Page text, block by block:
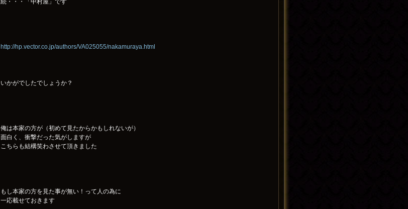
続・・・「中村屋」です
http://hp.vector.co.jp/authors/VA025055/nakamuraya.html
いかがでしたでしょうか？
俺は本家の方が（初めて見たからかもしれないが）
面白く、衝撃だった気がしますが
こちらも結構笑わさせて頂きました
もし本家の方を見た事が無い！って人の為に
一応載せておきます